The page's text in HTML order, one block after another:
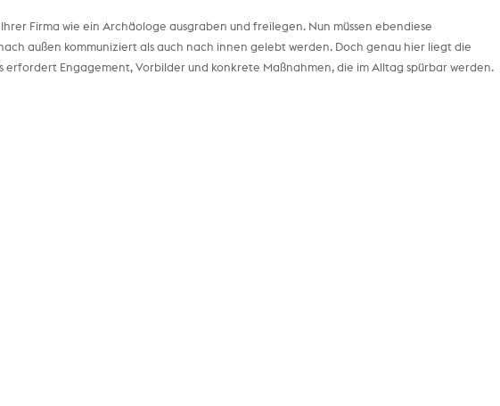
Firma wie ein Archäologe ausgraben und freilegen. Nun müssen ebendiese
außen kommuniziert als auch nach innen gelebt werden. Doch genau hier liegt die
erfordert Engagement, Vorbilder und konkrete Maßnahmen, die im Alltag spürbar werden.